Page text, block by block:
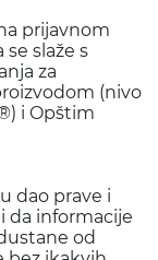
prijavnom
slaže s
za
(nivo
i Opštim
dao prave i
da informacije
od